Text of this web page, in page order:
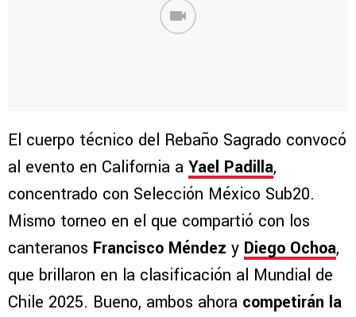
El cuerpo técnico del Rebaño Sagrado convocó
al evento en California a Yael Padilla,
concentrado con Selección México Sub20.
Mismo torneo en el que compartió con los
canteranos Francisco Méndez y Diego Ochoa,
que brillaron en la clasificación al Mundial de
Chile 2025. Bueno, ambos ahora competirán la